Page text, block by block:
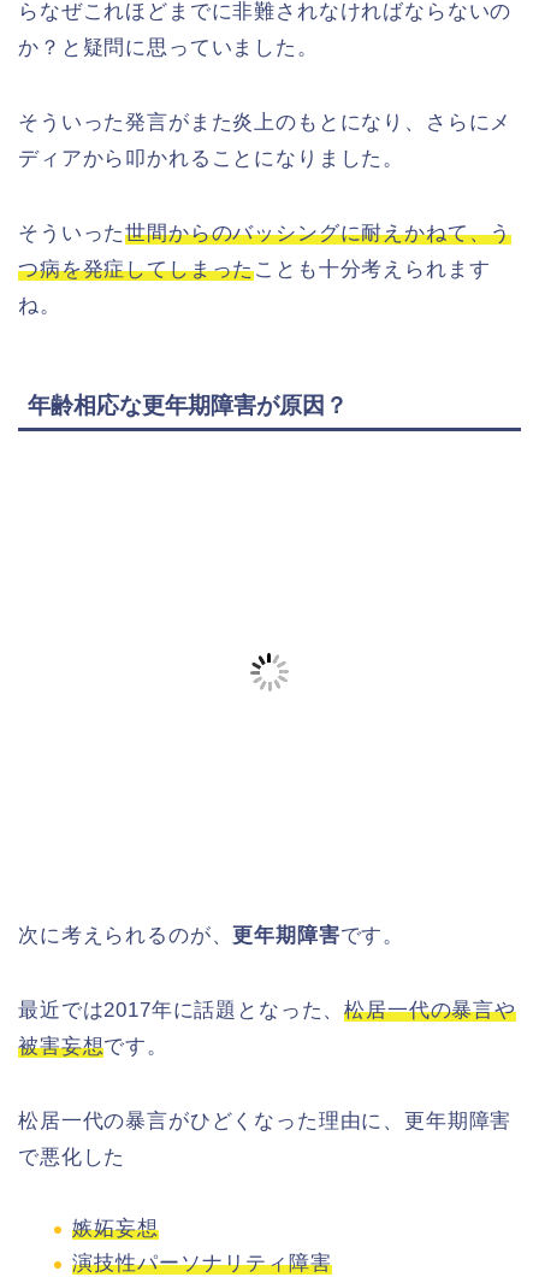
らなぜこれほどまでに非難されなければならないの
か？と疑問に思っていました。
そういった発言がまた炎上のもとになり、さらにメ
ディアから叩かれることになりました。
そういった世間からのバッシングに耐えかねて、う
つ病を発症してしまったことも十分考えられます
ね。
年齢相応な更年期障害が原因？
次に考えられるのが、 更年期障害です。
最近では2017年に話題となった、松居一代の暴言や
被害妄想です。
松居一代の暴言がひどくなった理由に、更年期障害
で悪化した
嫉妬妄想
演技性パーソナリティ障害